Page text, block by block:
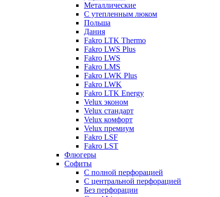
Металлические
С утепленным люком
Польша
Дания
Fakro LTK Thermo
Fakro LWS Plus
Fakro LWS
Fakro LMS
Fakro LWK Plus
Fakro LWK
Fakro LTK Energy
Velux эконом
Velux стандарт
Velux комфорт
Velux премиум
Fakro LSF
Fakro LST
Флюгеры
Софиты
С полной перфорацией
С центральной перфорацией
Без перфорации